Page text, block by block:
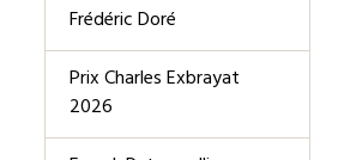
Frédéric Doré
Prix Charles Exbrayat
2026